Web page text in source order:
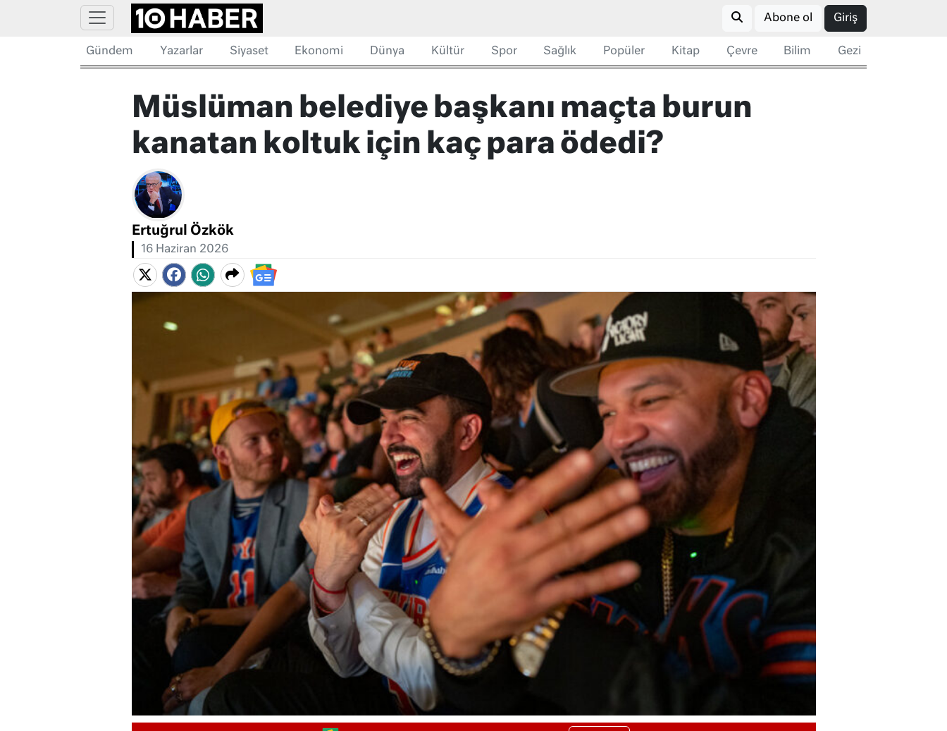
Abone ol Giriş
Gündem Yazarlar Siyaset Ekonomi Dünya Kültür Spor Sağlık Popüler Kitap Çevre Bilim Gezi
Müslüman belediye başkanı maçta burun
kanatan koltuk için kaç para ödedi?
Ertuğrul Özkök
16 Haziran 2026